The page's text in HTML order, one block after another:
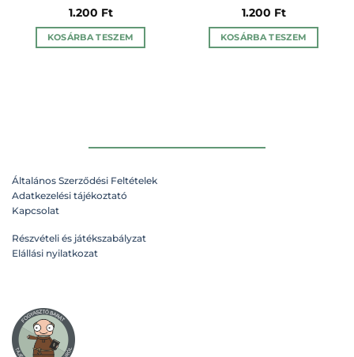
1.200 Ft
KOSÁRBA TESZEM
1.200 Ft
KOSÁRBA TESZEM
Általános Szerződési Feltételek
Adatkezelési tájékoztató
Kapcsolat
Részvételi és játékszabályzat
Elállási nyilatkozat